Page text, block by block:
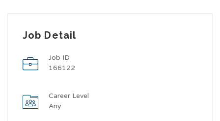
Job Detail
Job ID
166122
Career Level
Any